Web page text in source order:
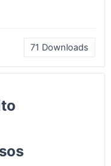
71 Downloads